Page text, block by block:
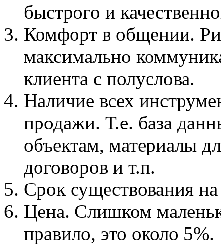
быстрого и
Комфорт в общении.
максимально
клиента с полуслова.
Наличие всех
продажи. Т.е. база
объектам, материалы
договоров и т.п.
Срок существования
Цена. Слишком
правило, это около 5%.